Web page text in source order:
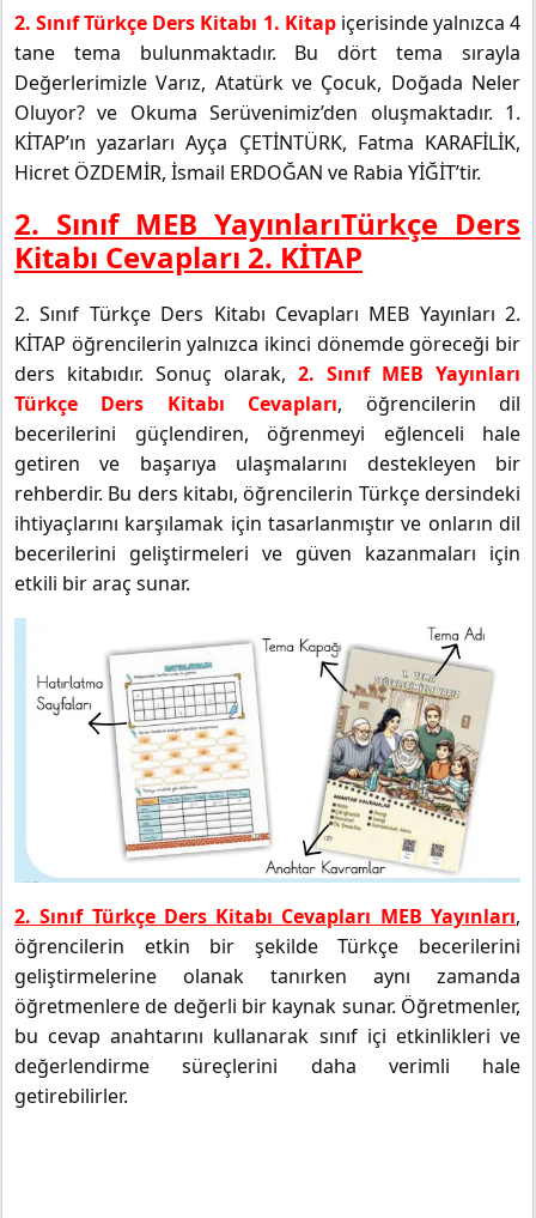
2. Sınıf Türkçe Ders Kitabı 1. Kitapiçerisinde yalnızca 4
tane tema bulunmaktadır. Bu dört tema sırayla
Değerlerimizle Varız, Atatürk ve Çocuk, Doğada Neler
Oluyor? ve Okuma Serüvenimiz’den oluşmaktadır. 1.
KİTAP’ın yazarları Ayça ÇETİNTÜRK, Fatma KARAFİLİK,
Hicret ÖZDEMİR, İsmail ERDOĞAN ve Rabia YİĞİT’tir.
2. Sınıf MEB YayınlarıTürkçe Ders
Kitabı Cevapları 2. KİTAP
2. Sınıf Türkçe Ders Kitabı Cevapları MEB Yayınları 2.
KİTAP öğrencilerin yalnızca ikinci dönemde göreceği bir
ders kitabıdır. Sonuç olarak, 2. Sınıf MEB Yayınları
Türkçe Ders Kitabı Cevapları, öğrencilerin dil
becerilerini güçlendiren, öğrenmeyi eğlenceli hale
getiren ve başarıya ulaşmalarını destekleyen bir
rehberdir. Bu ders kitabı, öğrencilerin Türkçe dersindeki
ihtiyaçlarını karşılamak için tasarlanmıştır ve onların dil
becerilerini geliştirmeleri ve güven kazanmaları için
etkili bir araç sunar.
2. Sınıf Türkçe Ders Kitabı Cevapları MEB Yayınları,
öğrencilerin etkin bir şekilde Türkçe becerilerini
geliştirmelerine olanak tanırken aynı zamanda
öğretmenlere de değerli bir kaynak sunar. Öğretmenler,
bu cevap anahtarını kullanarak sınıf içi etkinlikleri ve
değerlendirme süreçlerini daha verimli hale
getirebilirler.